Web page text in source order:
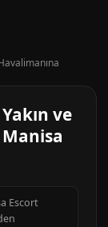
ve
Escort